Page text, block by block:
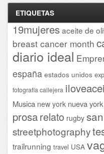
ETIQUETAS
19mujeresaceite de
breast cancer month
diario ideal
españa estados unidos
fotografía callejera
Musica new york nueva york
prosarelato rugby
streetphotography
trailrunning travel USA